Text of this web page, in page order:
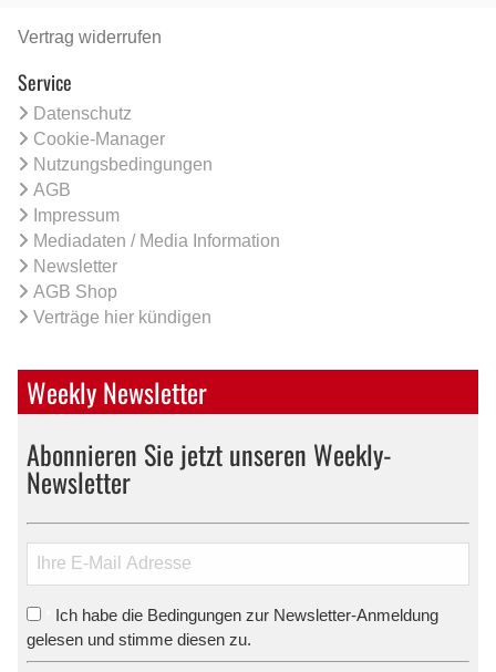
Vertrag widerrufen
Service
Datenschutz
Cookie-Manager
Nutzungsbedingungen
AGB
Impressum
Mediadaten / Media Information
Newsletter
AGB Shop
Verträge hier kündigen
Weekly Newsletter
Abonnieren Sie jetzt unseren Weekly-
Newsletter
Ich habe die Bedingungen zur Newsletter-Anmeldung
gelesen und stimme diesen zu.